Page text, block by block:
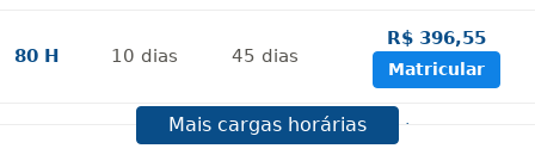
80 H 10 dias 45 dias
R$ 396,55
Matricular
dias 45dias
R$ 495,69
Mais cargas horárias